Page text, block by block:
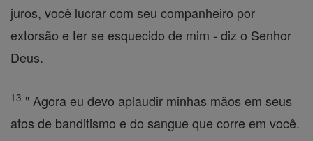
juros, você lucrar com seu companheiro por
extorsão e ter se esquecido de mim - diz o Senhor
Deus.
13 " Agora eu devo aplaudir minhas mãos em seus
atos de banditismo e do sangue que corre em você.